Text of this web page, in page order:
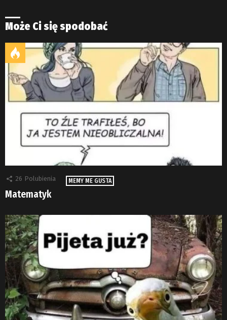
Może Ci się spodobać
26 Polubienia MEMY ME GUSTA
Matematyk